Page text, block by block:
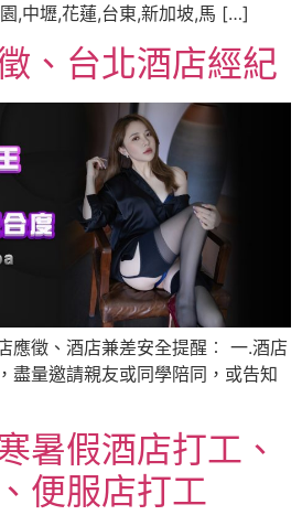
,中壢,花蓮,台東,新加坡,馬 […]
、台北酒店經紀
應徵、酒店兼差安全提醒︰ 一.酒店
盡量邀請親友或同學陪同，或告知
暑假酒店打工、
便服店打工